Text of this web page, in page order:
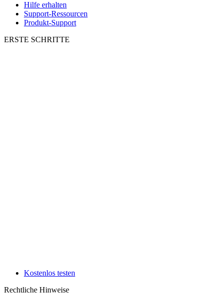
Hilfe erhalten
Support-Ressourcen
Produkt-Support
ERSTE SCHRITTE
Kostenlos testen
Rechtliche Hinweise